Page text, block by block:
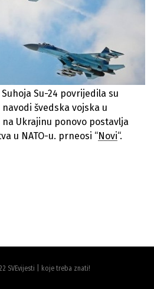
Suhoja Su-24 povrijedila su
švedska vojska u
Ukrajinu ponovo postavlja
u NATO-u. prneosi “Novi“.
SVEvijesti | koje treba znati!